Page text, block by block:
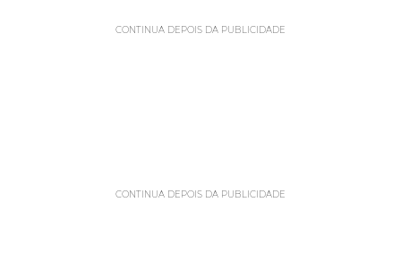
CONTINUA DEPOIS DA PUBLICIDADE
CONTINUA DEPOIS DA PUBLICIDADE